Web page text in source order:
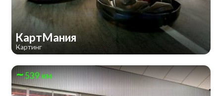
КартМания
Картинг
539 км